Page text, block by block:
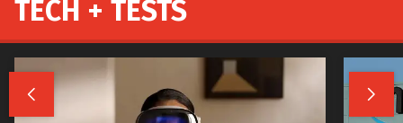
TECH + TESTS
 